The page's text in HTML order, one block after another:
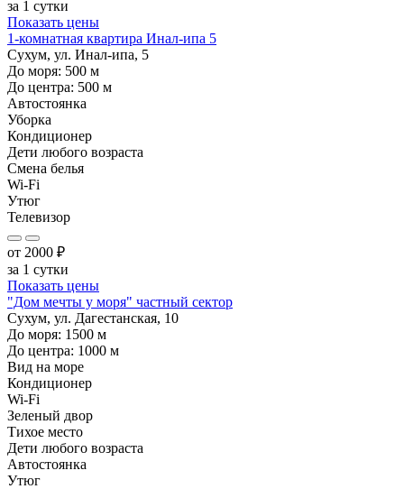
за 1 сутки
Показать цены
1-комнатная квартира Инал-ипа 5
Сухум, ул. Инал-ипа, 5
До моря: 500 м
До центра: 500 м
Автостоянка
Уборка
Кондиционер
Дети любого возраста
Смена белья
Wi-Fi
Утюг
Телевизор
от 2000 ₽
за 1 сутки
Показать цены
"Дом мечты у моря" частный сектор
Сухум, ул. Дагестанская, 10
До моря: 1500 м
До центра: 1000 м
Вид на море
Кондиционер
Wi-Fi
Зеленый двор
Тихое место
Дети любого возраста
Автостоянка
Утюг